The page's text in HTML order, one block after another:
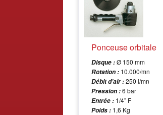
Ponceuse orbitale
Disque :Ø 150 mm
Rotation : 10.000/mn
Débit d’air :250 l/mn
Pression :6 bar
Entrée : 1/4” F
Poids : 1,6 Kg